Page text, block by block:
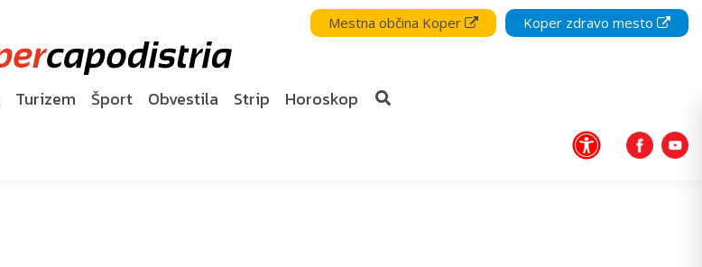
Mestna občina Koper Koper zdravo mesto
Turizem Šport Obvestila Strip Horoskop